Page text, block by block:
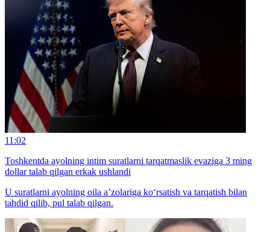
11:02
Toshkentda ayolning intim suratlarni tarqatmaslik evaziga 3 ming
dollar talab qilgan erkak ushlandi
U suratlarni ayolning oila a’zolariga ko‘rsatish va tarqatish bilan
tahdid qilib, pul talab qilgan.